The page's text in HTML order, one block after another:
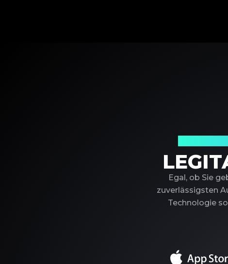
Egal, ob Sie
zuverlässigsten
Technologie